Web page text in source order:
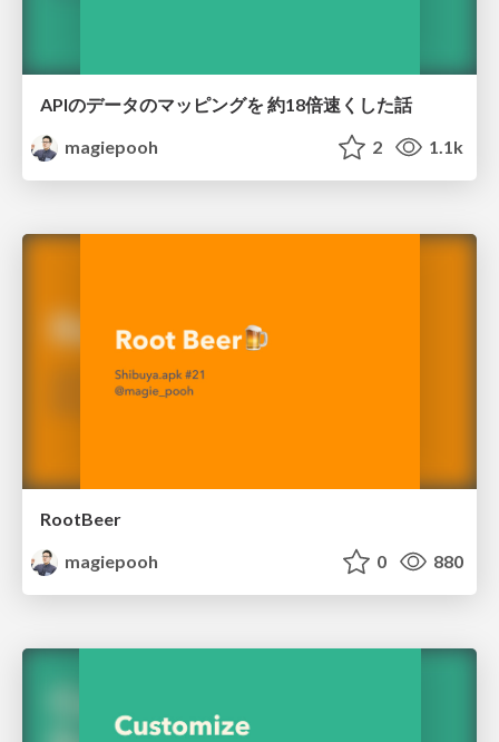
APIのデータのマッピングを 約18倍速くした話
magiepooh
2 1.1k
RootBeer
magiepooh
0 880